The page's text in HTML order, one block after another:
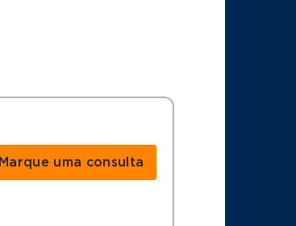
Marque uma consulta